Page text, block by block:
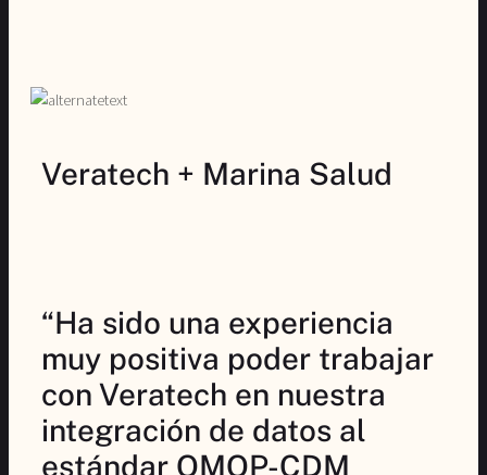
Veratech + Marina Salud
“Ha sido una experiencia
muy positiva poder trabajar
con Veratech en nuestra
integración de datos al
estándar OMOP-CDM